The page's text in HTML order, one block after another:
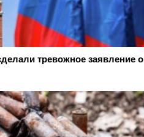
тревожное заявление о